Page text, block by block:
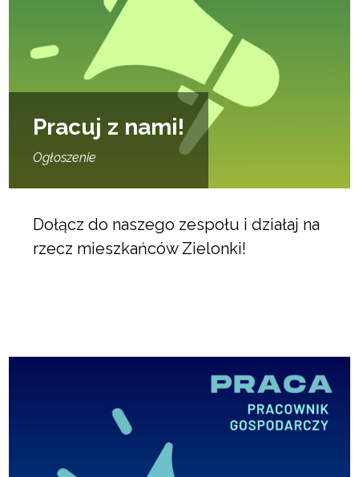
Pracuj z nami!
Ogłoszenie
Dołącz do naszego zespołu i działaj na
rzecz mieszkańców Zielonki!